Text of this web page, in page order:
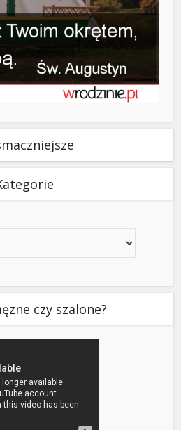
czy szalone?